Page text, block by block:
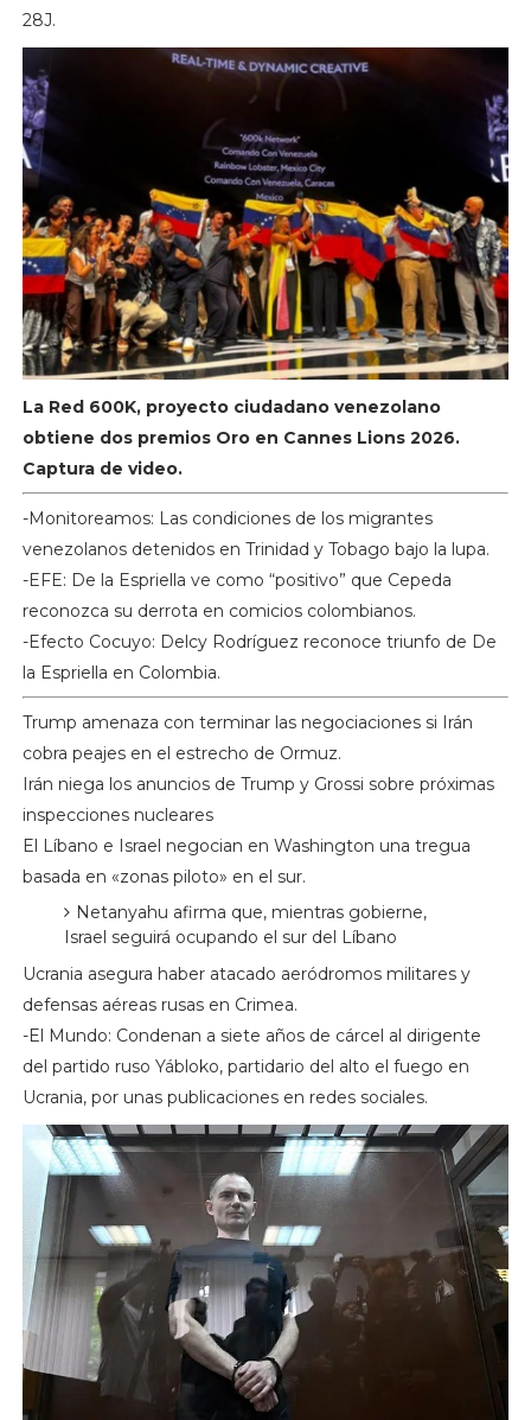
28J.
La Red 600K, proyecto ciudadano venezolano
obtiene dos premios Oro en Cannes Lions 2026.
Captura de video.
-Monitoreamos: Las condiciones de los migrantes
venezolanos detenidos en Trinidad y Tobago bajo la lupa.
-EFE: De la Espriella ve como “positivo” que Cepeda
reconozca su derrota en comicios colombianos.
-Efecto Cocuyo: Delcy Rodríguez reconoce triunfo de De
la Espriella en Colombia.
Trump amenaza con terminar las negociaciones si Irán
cobra peajes en el estrecho de Ormuz.
Irán niega los anuncios de Trump y Grossi sobre próximas
inspecciones nucleares
El Líbano e Israel negocian en Washington una tregua
basada en «zonas piloto» en el sur.
Netanyahu afirma que, mientras gobierne,
Israel seguirá ocupando el sur del Líbano
Ucrania asegura haber atacado aeródromos militares y
defensas aéreas rusas en Crimea.
-El Mundo: Condenan a siete años de cárcel al dirigente
del partido ruso Yábloko, partidario del alto el fuego en
Ucrania, por unas publicaciones en redes sociales.